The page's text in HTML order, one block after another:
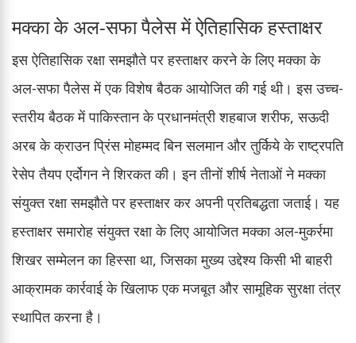
मक्का के अल-सफा पैलेस में ऐतिहासिक हस्ताक्षर
इस ऐतिहासिक रक्षा समझौते पर हस्ताक्षर करने के लिए मक्का के
अल-सफा पैलेस में एक विशेष बैठक आयोजित की गई थी। इस उच्च-
स्तरीय बैठक में पाकिस्तान के प्रधानमंत्री शहबाज शरीफ, सऊदी
अरब के क्राउन प्रिंस मोहम्मद बिन सलमान और तुर्किये के राष्ट्रपति
रेसेप तैयप एर्दोगन ने शिरकत की। इन तीनों शीर्ष नेताओं ने मक्का
संयुक्त रक्षा समझौते पर हस्ताक्षर कर अपनी प्रतिबद्धता जताई। यह
हस्ताक्षर समारोह संयुक्त रक्षा के लिए आयोजित मक्का अल-मुकर्रमा
शिखर सम्मेलन का हिस्सा था, जिसका मुख्य उद्देश्य किसी भी बाहरी
आक्रामक कार्रवाई के खिलाफ एक मजबूत और सामूहिक सुरक्षा तंत्र
स्थापित करना है।